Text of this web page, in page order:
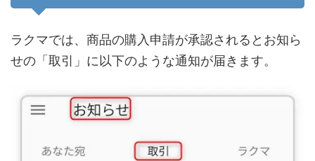
ラクマでは、商品の購入申請が承認されるとお知ら
せの「取引」に以下のような通知が届きます。